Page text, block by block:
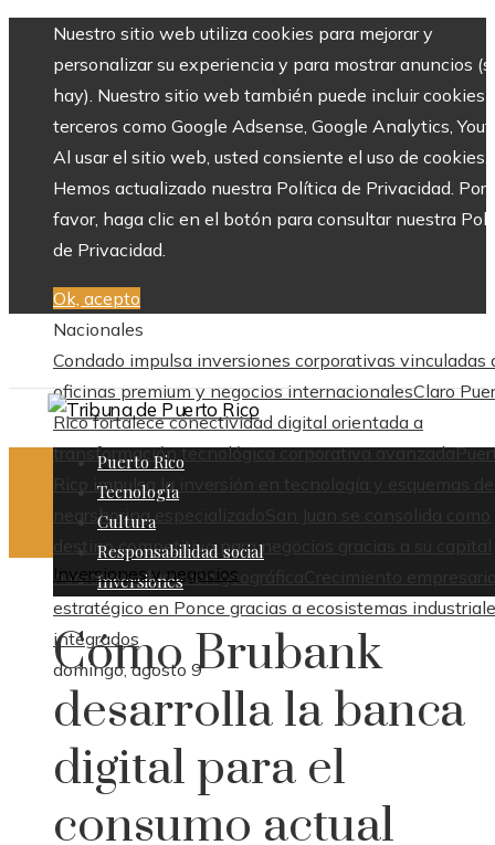
Nuestro sitio web utiliza cookies para mejorar y
personalizar su experiencia y para mostrar anuncios
hay). Nuestro sitio web también puede incluir cookies
terceros como Google Adsense, Google Analytics,
Al usar el sitio web, usted consiente el uso de cookies.
Hemos actualizado nuestra Política de Privacidad. Por
favor, haga clic en el botón para consultar nuestra
de Privacidad.
Ok, acepto
Nacionales
Condado impulsa inversiones corporativas vinculadas
oficinas premium y negocios internacionalesClaro
Rico fortalece conectividad digital orientada a
transformación tecnológica corporativa avanzada
Rico impulsa la inversión en tecnología y esquemas de
nearshoring especializado
San Juan se consolida como
destino competitivo para negocios gracias a su capital
humano y ubicación geográfica
Crecimiento
estratégico en Ponce gracias a ecosistemas
integrados
domingo, agosto 9
Puerto Rico
Tecnología
Cultura
Responsabilidad social
Inversiones
Inversiones y negocios
Cómo Brubank
desarrolla la banca
digital para el
consumo actual